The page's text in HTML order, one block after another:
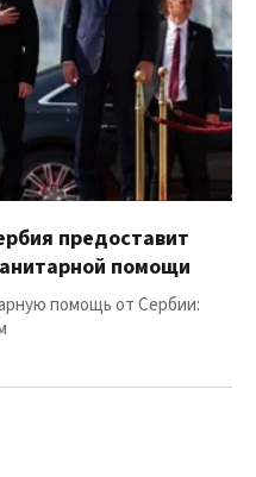
предоставит
помощи
помощь от Сербии: